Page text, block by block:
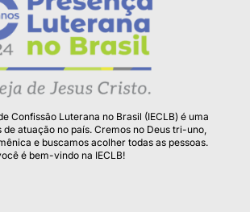
Confissão Luterana no Brasil (IECLB) é uma
atuação no país. Cremos no Deus tri-uno,
e buscamos acolher todas as pessoas.
é bem-vindo na IECLB!